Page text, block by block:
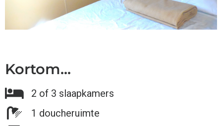
Kortom...
2 of 3 slaapkamers
1 doucheruimte